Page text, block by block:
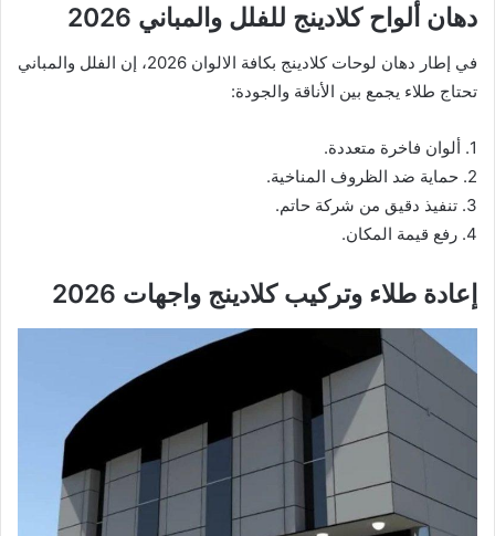
دهان ألواح كلادينج للفلل والمباني 2026
في إطار دهان لوحات كلادينج بكافة الالوان 2026، إن الفلل والمباني
تحتاج طلاء يجمع بين الأناقة والجودة:
1. ألوان فاخرة متعددة.
2. حماية ضد الظروف المناخية.
3. تنفيذ دقيق من شركة حاتم.
4. رفع قيمة المكان.
إعادة طلاء وتركيب كلادينج واجهات 2026